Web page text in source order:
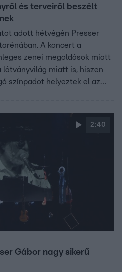
és terveiről beszélt
adott hétvégén Presser
A koncert a
zenei megoldások miatt
látványvilág miatt is, hiszen
színpadot helyeztek el az
2:40
Gábor nagy sikerű